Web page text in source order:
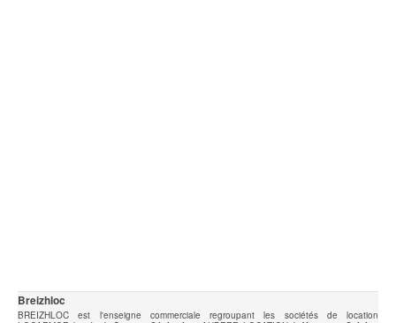
Breizhloc
BREIZHLOC est l'enseigne commerciale regroupant les sociétés de location